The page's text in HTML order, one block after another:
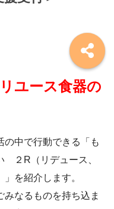
ユース食器の
の中で行動できる「も
２R（リデュース、
」を紹介します。
みなるものを持ち込ま